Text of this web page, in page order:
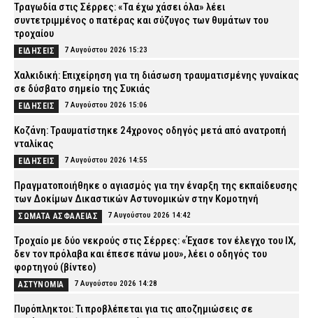
Τραγωδία στις Σέρρες: «Τα έχω χάσει όλα» λέει
συντετριμμένος ο πατέρας και σύζυγος των θυμάτων του
τροχαίου
ΕΙΔΗΣΕΙΣ 7 Αυγούστου 2026 15:23
Χαλκιδική: Επιχείρηση για τη διάσωση τραυματισμένης γυναίκας
σε δύσβατο σημείο της Συκιάς
ΕΙΔΗΣΕΙΣ 7 Αυγούστου 2026 15:06
Κοζάνη: Τραυματίστηκε 24χρονος οδηγός μετά από ανατροπή
νταλίκας
ΕΙΔΗΣΕΙΣ 7 Αυγούστου 2026 14:55
Πραγματοποιήθηκε ο αγιασμός για την έναρξη της εκπαίδευσης
των Δοκίμων Δικαστικών Αστυνομικών στην Κομοτηνή
ΣΩΜΑΤΑ ΑΣΦΑΛΕΙΑΣ 7 Αυγούστου 2026 14:42
Τροχαίο με δύο νεκρούς στις Σέρρες: «Έχασε τον έλεγχο του ΙΧ,
δεν τον πρόλαβα και έπεσε πάνω μου», λέει ο οδηγός του
φορτηγού (βίντεο)
ΑΣΤΥΝΟΜΙΑ 7 Αυγούστου 2026 14:28
Πυρόπληκτοι: Τι προβλέπεται για τις αποζημιώσεις σε